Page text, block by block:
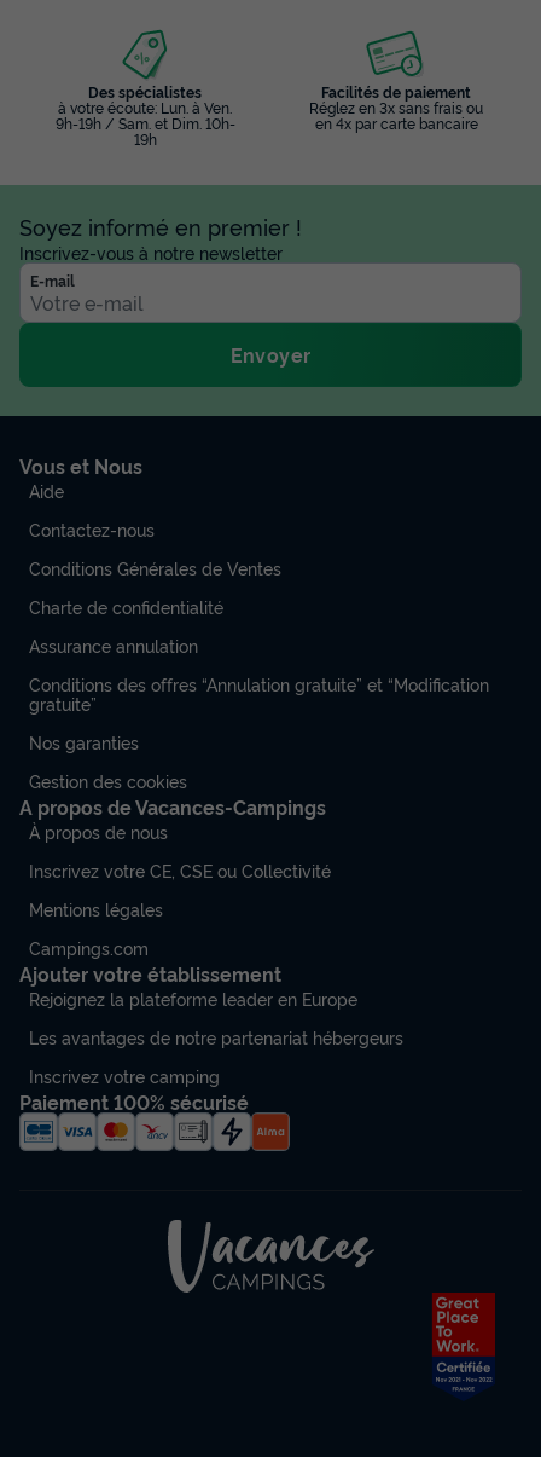
Des spécialistes
à votre écoute: Lun. à Ven.
9h-19h / Sam. et Dim. 10h-
19h
Facilités de paiement
Réglez en 3x sans frais ou
en 4x par carte bancaire
Soyez informé en premier !
Inscrivez-vous à notre newsletter
E-mail
Envoyer
Vous et Nous
Aide
Contactez-nous
Conditions Générales de Ventes
Charte de confidentialité
Assurance annulation
Conditions des offres “Annulation gratuite” et “Modification
gratuite”
Nos garanties
Gestion des cookies
A propos de Vacances-Campings
À propos de nous
Inscrivez votre CE, CSE ou Collectivité
Mentions légales
Campings.com
Ajouter votre établissement
Rejoignez la plateforme leader en Europe
Les avantages de notre partenariat hébergeurs
Inscrivez votre camping
Paiement 100% sécurisé